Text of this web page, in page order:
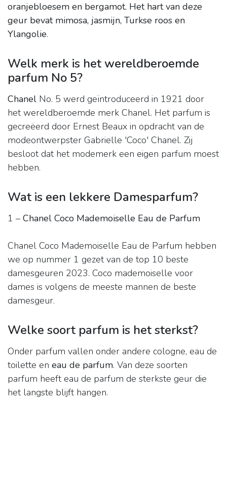
oranjebloesem en bergamot. Het hart van deze
geur bevat mimosa, jasmijn, Turkse roos en
Ylangolie.
Welk merk is het wereldberoemde
parfum No 5?
Chanel No. 5 werd geïntroduceerd in 1921 door
het wereldberoemde merk Chanel. Het parfum is
gecreëerd door Ernest Beaux in opdracht van de
modeontwerpster Gabrielle 'Coco' Chanel. Zij
besloot dat het modemerk een eigen parfum moest
hebben.
Wat is een lekkere Damesparfum?
1 – Chanel Coco Mademoiselle Eau de Parfum
Chanel Coco Mademoiselle Eau de Parfum hebben
we op nummer 1 gezet van de top 10 beste
damesgeuren 2023. Coco mademoiselle voor
dames is volgens de meeste mannen de beste
damesgeur.
Welke soort parfum is het sterkst?
Onder parfum vallen onder andere cologne, eau de
toilette en eau de parfum. Van deze soorten
parfum heeft eau de parfum de sterkste geur die
het langste blijft hangen.